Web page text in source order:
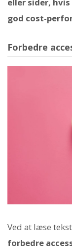
eller sider,
god cost-
Forbedre
Ved at læse
forbedre